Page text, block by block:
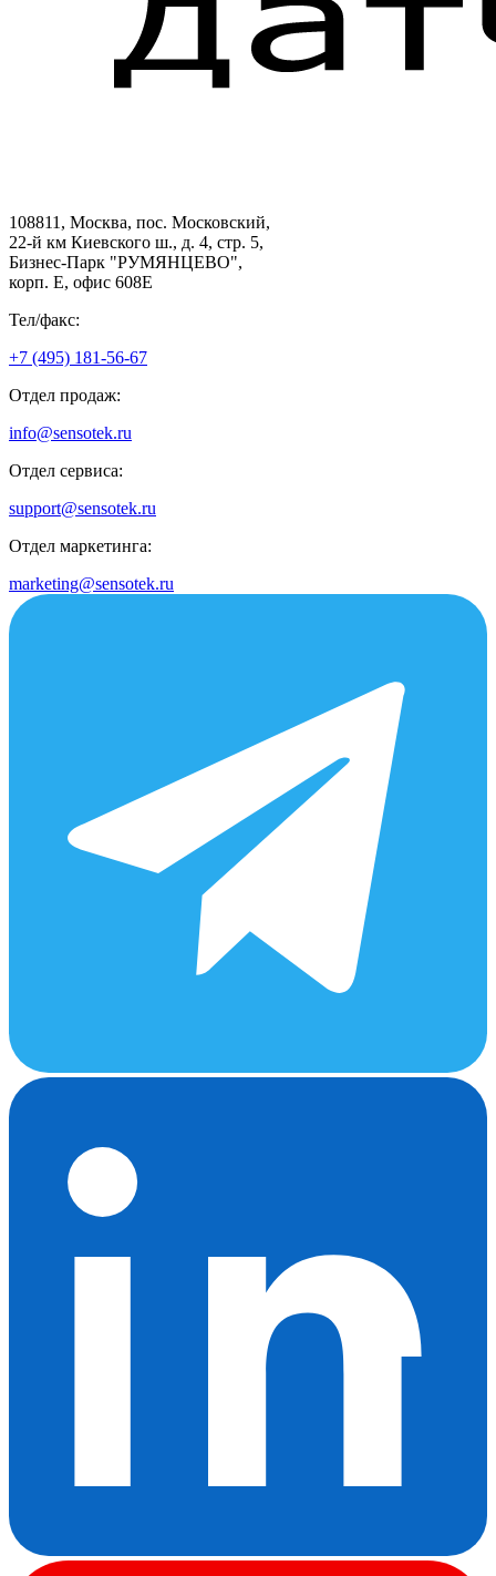
108811, Москва, пос. Московский,
22-й км Киевского ш., д. 4, стр. 5,
Бизнес-Парк "РУМЯНЦЕВО",
корп. Е, офис 608E
Тел/факс:
+7 (495) 181-56-67
Отдел продаж:
info@sensotek.ru
Отдел сервиса:
support@sensotek.ru
Отдел маркетинга:
marketing@sensotek.ru